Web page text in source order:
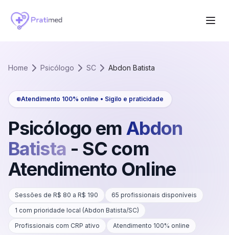
Home Psicólogo SC Abdon Batista
Atendimento 100% online • Sigilo e praticidade
Psicólogo em Abdon
Batista - SC com
Atendimento Online
Sessões de R$ 80 a R$ 190 65 profissionais disponíveis
1 com prioridade local (Abdon Batista/SC)
Profissionais com CRP ativo
Atendimento 100% online